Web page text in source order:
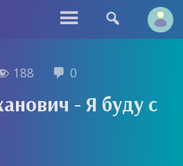
 
188  0
- Я буду с